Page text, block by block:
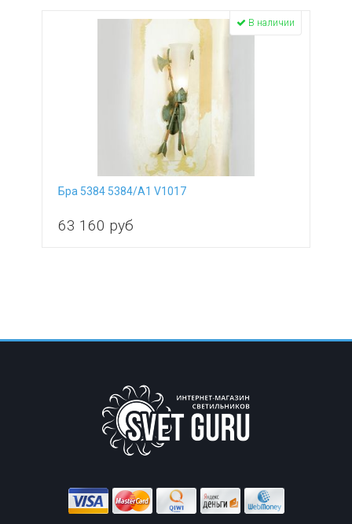
Бра 5384 5384/A1 V1017
63 160 руб
В наличии